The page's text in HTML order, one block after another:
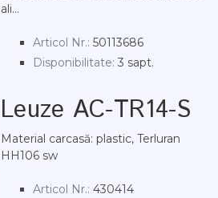
ali...
Articol Nr.: 50113686
Disponibilitate: 3 sapt.
Leuze AC-TR14-S
Material carcasă: plastic, Terluran
HH106 sw
Articol Nr.: 430414